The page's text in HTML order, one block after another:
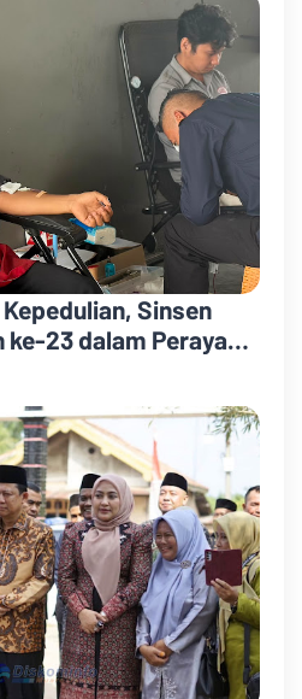
Sinsen
ke-23 dalam Perayaan